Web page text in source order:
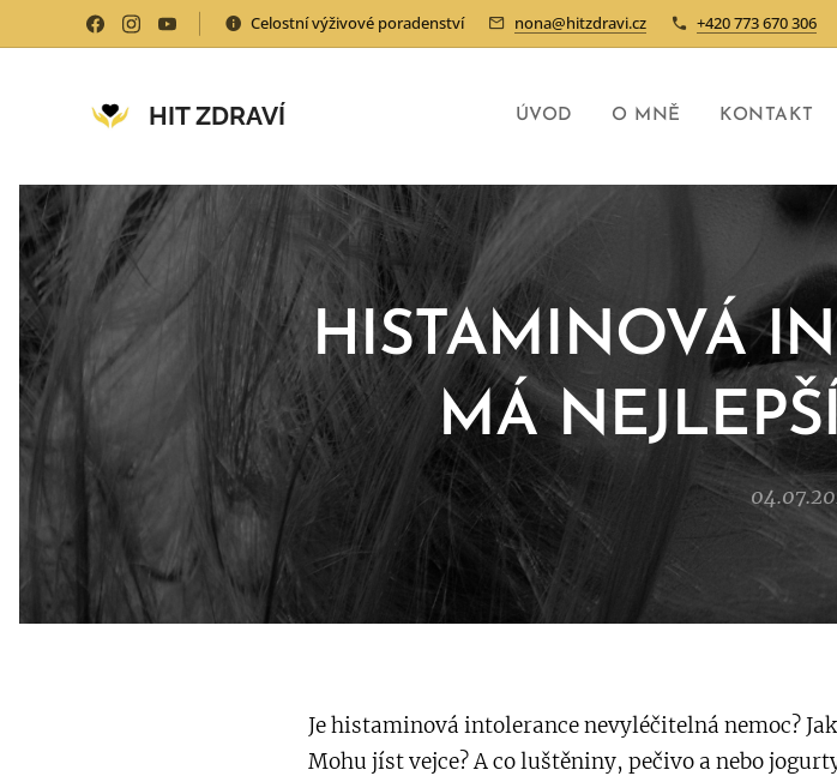
Celostní výživové poradenství nona@hitzdravi.cz +420 773 670 306
HIT ZDRAVÍ ÚVOD O MNĚ KONTAKT
HISTAMINOVÁ
MÁ
Je histaminová intolerance nevyléčitelná nemoc?
Mohu jíst vejce? A co luštěniny, pečivo a nebo